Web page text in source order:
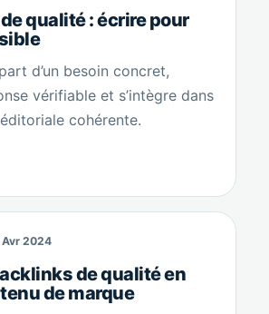
qualité : écrire pour
d’un besoin concret,
vérifiable et s’intègre dans
cohérente.
Avr 2024
de qualité en
de marque